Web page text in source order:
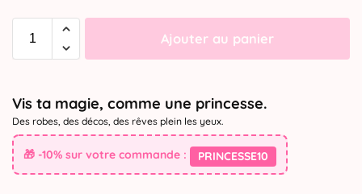
Ajouter au panier
Vis ta magie, comme une princesse.
Des robes, des décos, des rêves plein les yeux.
🎁 -10% sur votre commande : PRINCESSE10